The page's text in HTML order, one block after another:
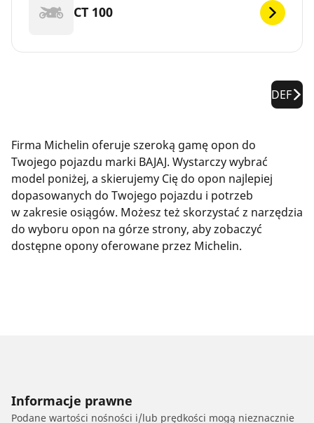
CT 100
DEF
Firma Michelin oferuje szeroką gamę opon do
Twojego pojazdu marki BAJAJ. Wystarczy wybrać
model poniżej, a skierujemy Cię do opon najlepiej
dopasowanych do Twojego pojazdu i potrzeb
w zakresie osiągów. Możesz też skorzystać z narzędzia
do wyboru opon na górze strony, aby zobaczyć
dostępne opony oferowane przez Michelin.
Informacje prawne
Podane wartości nośności i/lub prędkości mogą nieznacznie